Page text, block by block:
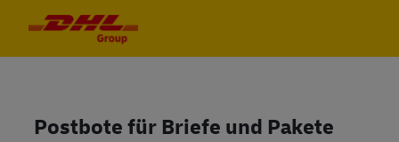
Postbote für Briefe und Pakete